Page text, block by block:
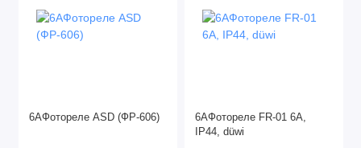
6АФотореле ASD (ФР-606)
6АФотореле FR-01 6А,
IP44, düwi